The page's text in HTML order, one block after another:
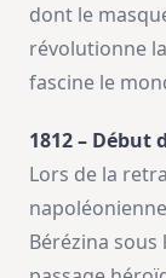
dont le
révolutionne
fascine le
1812 – Début
Lors de la
Bérézina sous